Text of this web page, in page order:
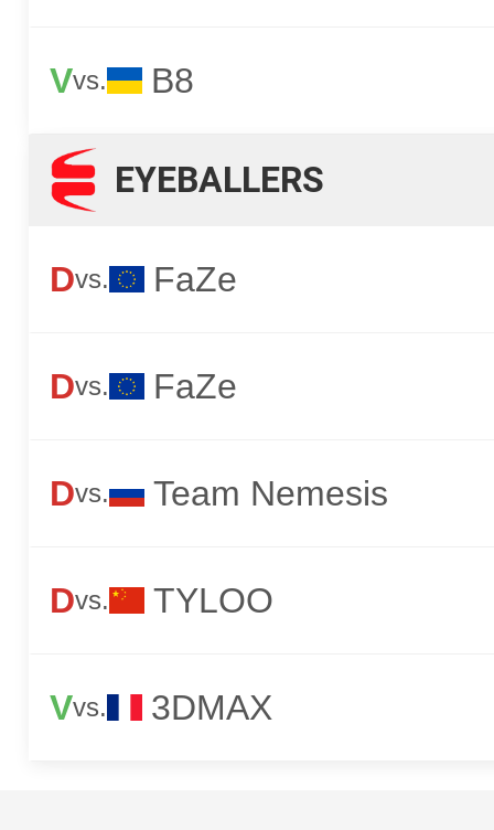
Vvs. B8
EYEBALLERS
Dvs. FaZe
Dvs. FaZe
Dvs. Team Nemesis
Dvs. TYLOO
Vvs. 3DMAX